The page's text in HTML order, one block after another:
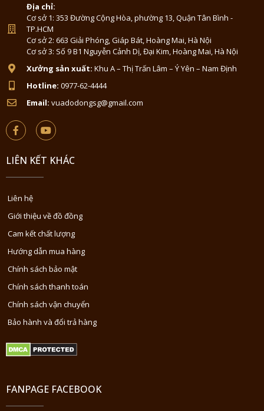
Địa chỉ:
Cơ sở 1: 353 Đường Cộng Hòa, phường 13, Quận Tân Bình -
TP.HCM
Cơ sở 2: 663 Giải Phóng, Giáp Bát, Hoàng Mai, Hà Nội
Cơ sở 3: Số 9 B1 Nguyễn Cảnh Dị, Đại Kim, Hoàng Mai, Hà Nội
Xưởng sản xuất: Khu A – Thị Trấn Lâm – Ý Yên – Nam Định
Hotline: 0977-62-4444
Email: vuadodongsg@gmail.com
LIÊN KẾT KHÁC
Liên hệ
Giới thiệu về đồ đồng
Cam kết chất lượng
Hướng dẫn mua hàng
Chính sách bảo mật
Chính sách thanh toán
Chính sách vận chuyển
Bảo hành và đổi trả hàng
FANPAGE FACEBOOK